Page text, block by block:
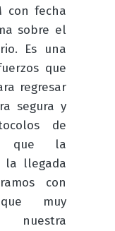
con fecha
sobre el
Es una
que
regresar
segura y
de
que la
la llegada
con
muy
nuestra